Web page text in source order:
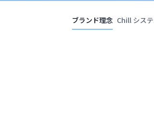
ブランド理念 Chill シス